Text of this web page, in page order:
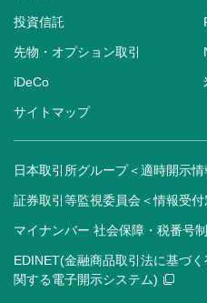
投資信託
先物・オプション取引
iDeCo
サイトマップ
日本取引所グループ＜適時開示
証券取引等監視委員会＜情報受付
マイナンバー 社会保障・税番号
EDINET(金融商品取引法に基づ
関する電子開示システム)